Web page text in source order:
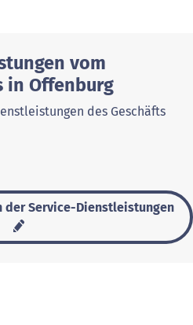
vom
in Offenburg
des Geschäfts
der Service-Dienstleistungen